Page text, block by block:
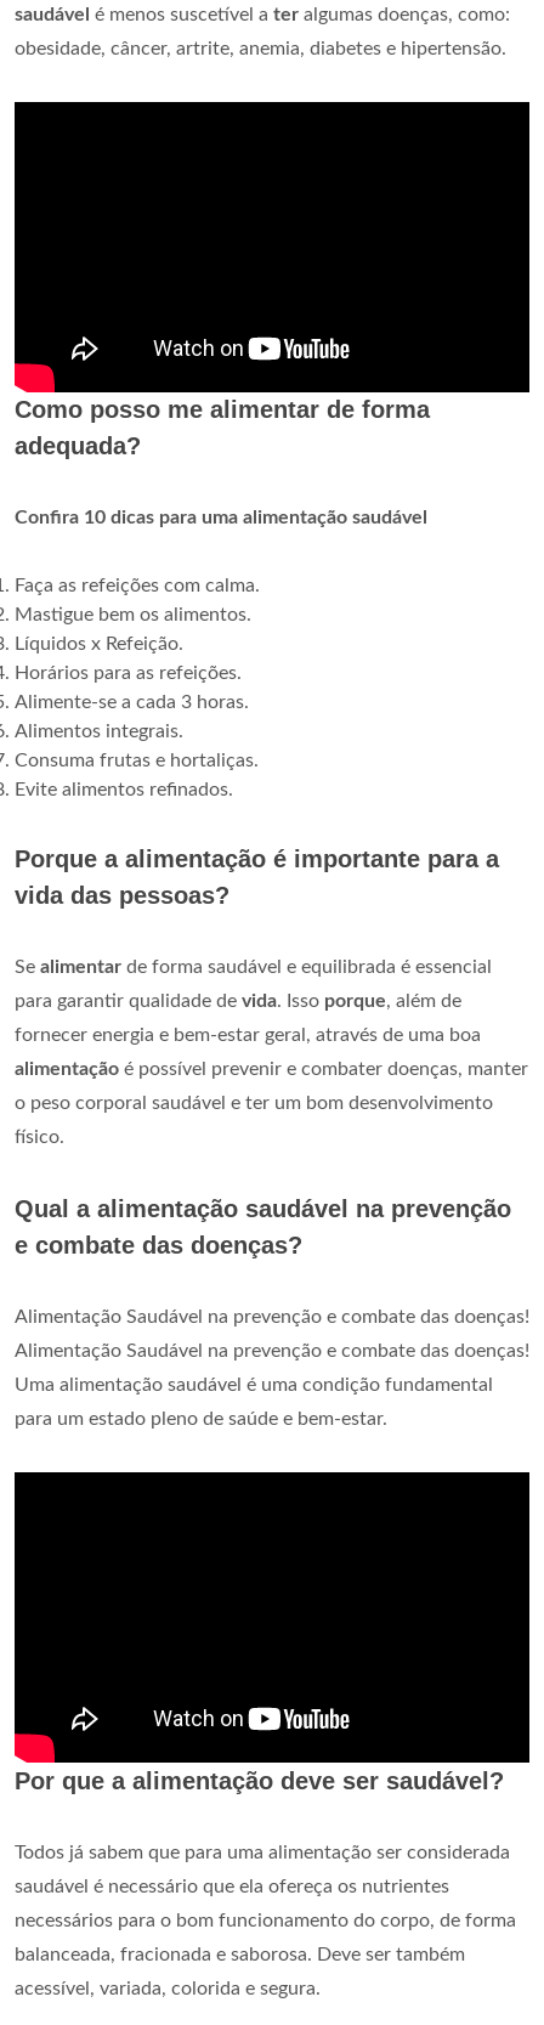
saudável é menos suscetível a ter algumas doenças, como:
obesidade, câncer, artrite, anemia, diabetes e hipertensão.
Como posso me alimentar de forma
adequada?
Confira 10 dicas para uma alimentação saudável
Faça as refeições com calma.
Mastigue bem os alimentos.
Líquidos x Refeição.
Horários para as refeições.
Alimente-se a cada 3 horas.
Alimentos integrais.
Consuma frutas e hortaliças.
Evite alimentos refinados.
Porque a alimentação é importante para a
vida das pessoas?
Se alimentar de forma saudável e equilibrada é essencial
para garantir qualidade de vida. Isso porque, além de
fornecer energia e bem-estar geral, através de uma boa
alimentação é possível prevenir e combater doenças, manter
o peso corporal saudável e ter um bom desenvolvimento
físico.
Qual a alimentação saudável na prevenção
e combate das doenças?
Alimentação Saudável na prevenção e combate das doenças!
Alimentação Saudável na prevenção e combate das doenças!
Uma alimentação saudável é uma condição fundamental
para um estado pleno de saúde e bem-estar.
Por que a alimentação deve ser saudável?
Todos já sabem que para uma alimentação ser considerada
saudável é necessário que ela ofereça os nutrientes
necessários para o bom funcionamento do corpo, de forma
balanceada, fracionada e saborosa. Deve ser também
acessível, variada, colorida e segura.